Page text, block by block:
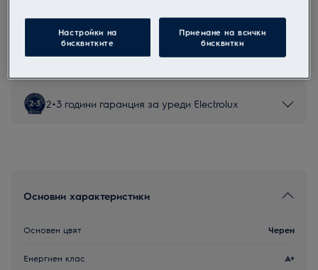
Инструкциите за безопасност и предупрежденията за
безопасност съгласно регламент на ЕС 2023/988 са
2+3 години гаранция за уреди Electrolux
Основни характеристики
Основен цвят Черен
Енергиен клас A+
Настройки на
бисквитките
Приемане на всички
бисквитки